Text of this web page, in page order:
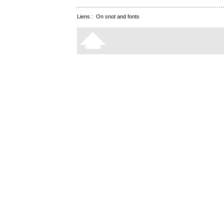
Liens : On snot and fonts